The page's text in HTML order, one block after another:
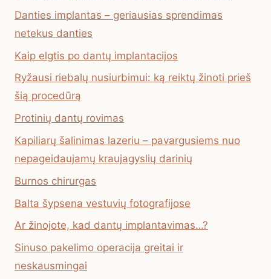
Danties implantas – geriausias sprendimas
netekus danties
Kaip elgtis po dantų implantacijos
Ryžausi riebalų nusiurbimui: ką reiktų žinoti prieš
šią procedūrą
Protinių dantų rovimas
Kapiliarų šalinimas lazeriu – pavargusiems nuo
nepageidaujamų kraujagyslių darinių
Burnos chirurgas
Balta šypsena vestuvių fotografijose
Ar žinojote, kad dantų implantavimas…?
Sinuso pakelimo operacija greitai ir
neskausmingai